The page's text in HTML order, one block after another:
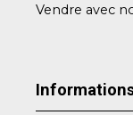
Vendre avec